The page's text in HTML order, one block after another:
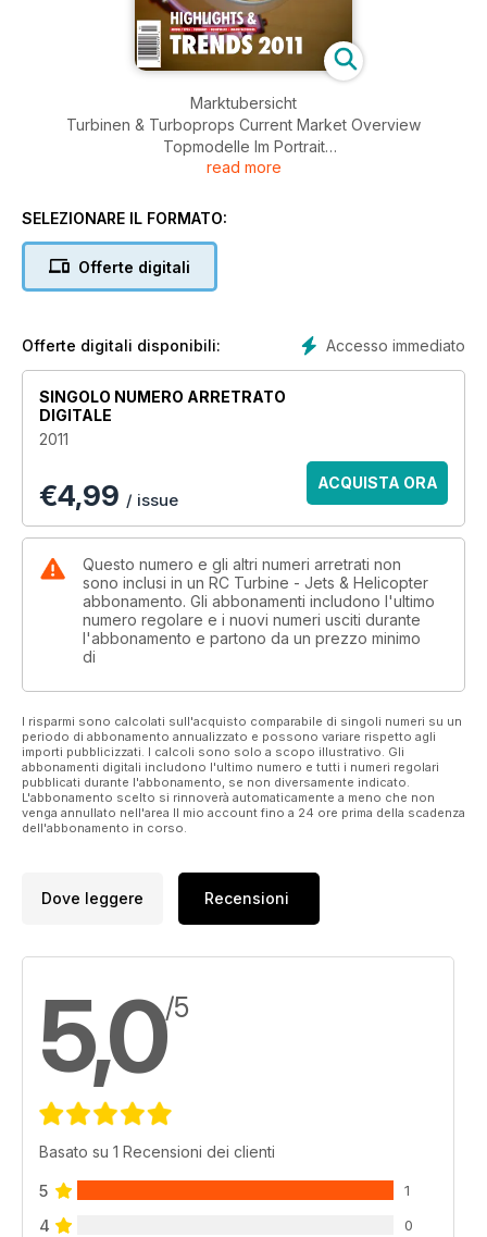
Marktubersicht
Turbinen & Turboprops Current Market Overview
Topmodelle Im Portrait
Highlights & Trends 2011
read more
SELEZIONARE IL FORMATO:
Offerte digitali
Accesso immediato
Offerte digitali disponibili:
SINGOLO NUMERO ARRETRATO
DIGITALE
2011
€4,99 / issue
ACQUISTA ORA
Questo numero e gli altri numeri arretrati non
sono inclusi in un RC Turbine - Jets & Helicopter
abbonamento. Gli abbonamenti includono l'ultimo
numero regolare e i nuovi numeri usciti durante
l'abbonamento e partono da un prezzo minimo
di
I risparmi sono calcolati sull'acquisto comparabile di singoli numeri su un
periodo di abbonamento annualizzato e possono variare rispetto agli
importi pubblicizzati. I calcoli sono solo a scopo illustrativo. Gli
abbonamenti digitali includono l'ultimo numero e tutti i numeri regolari
pubblicati durante l'abbonamento, se non diversamente indicato.
L'abbonamento scelto si rinnoverà automaticamente a meno che non
venga annullato nell'area Il mio account fino a 24 ore prima della scadenza
dell'abbonamento in corso.
Dove leggere Recensioni
5,0/5
Basato su 1 Recensioni dei clienti
5 1
4 0